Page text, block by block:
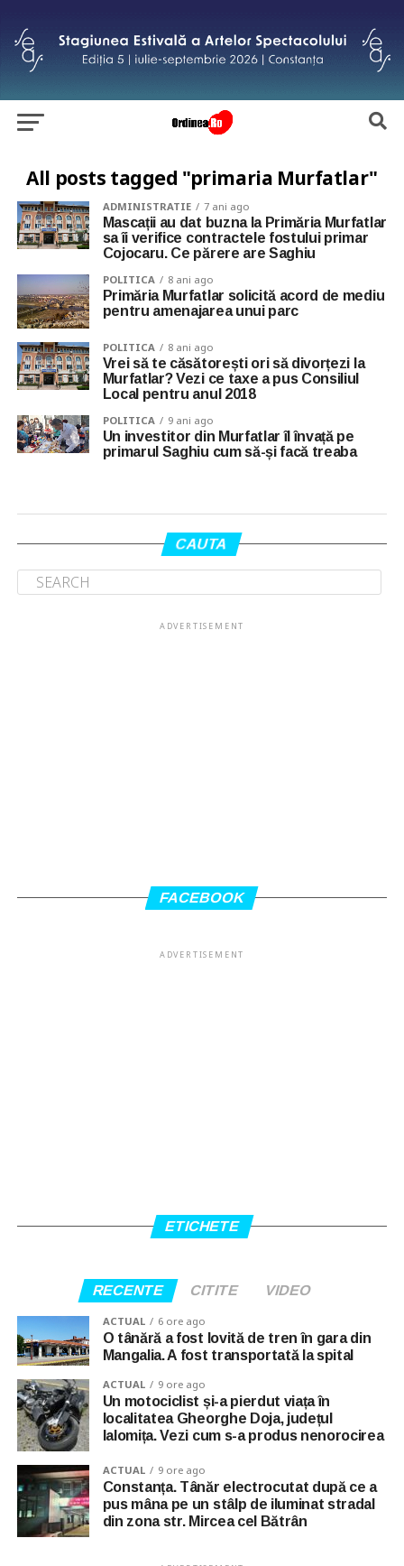
All posts tagged "primaria Murfatlar"
ADMINISTRATIE 7 ani ago
Mascații au dat buzna la Primăria Murfatlar
sa îi verifice contractele fostului primar
Cojocaru. Ce părere are Saghiu
POLITICA 8 ani ago
Primăria Murfatlar solicită acord de mediu
pentru amenajarea unui parc
POLITICA 8 ani ago
Vrei să te căsătorești ori să divorțezi la
Murfatlar? Vezi ce taxe a pus Consiliul
Local pentru anul 2018
POLITICA 9 ani ago
Un investitor din Murfatlar îl învață pe
primarul Saghiu cum să-și facă treaba
CAUTA
ADVERTISEMENT
FACEBOOK
ADVERTISEMENT
ETICHETE
RECENTE CITITE VIDEO
ACTUAL 6 ore ago
O tânără a fost lovită de tren în gara din
Mangalia. A fost transportată la spital
ACTUAL 9 ore ago
Un motociclist și-a pierdut viața în
localitatea Gheorghe Doja, județul
Ialomița. Vezi cum s-a produs nenorocirea
ACTUAL 9 ore ago
Constanța. Tânăr electrocutat după ce a
pus mâna pe un stâlp de iluminat stradal
din zona str. Mircea cel Bătrân